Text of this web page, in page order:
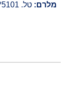
מלרם: טל. 5101* 